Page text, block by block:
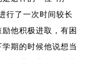
行了一次时间较长
他积极进取，有困
期的时候他说想当